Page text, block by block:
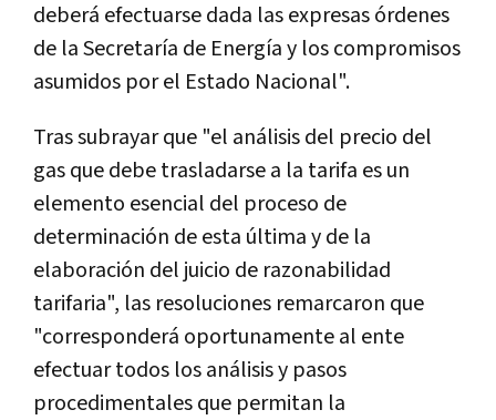
deberá efectuarse dada las expresas órdenes
de la Secretaría de Energía y los compromisos
asumidos por el Estado Nacional".
Tras subrayar que "el análisis del precio del
gas que debe trasladarse a la tarifa es un
elemento esencial del proceso de
determinación de esta última y de la
elaboración del juicio de razonabilidad
tarifaria", las resoluciones remarcaron que
"corresponderá oportunamente al ente
efectuar todos los análisis y pasos
procedimentales que permitan la